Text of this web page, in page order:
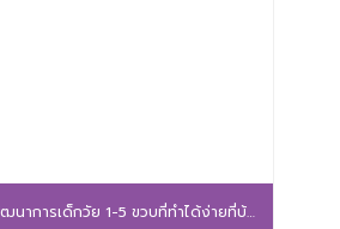
าการเด็กวัย 1-5 ขวบที่ทำได้ง่ายที่บ้าน